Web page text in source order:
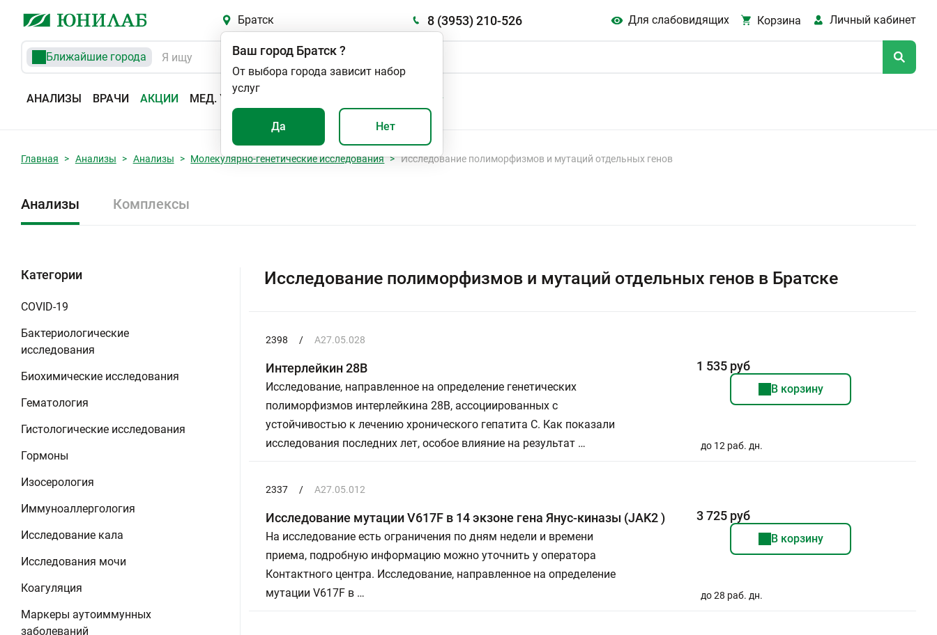
Братск 8 (3953) 210-526 Для слабовидящих Корзина Личный кабинет
Ближайшие города
АНАЛИЗЫ ВРАЧИ АКЦИИ МЕД. УСЛУГИ
Ваш город Братск?
От выбора города зависит набор
услуг
Да Нет
Главная Анализы Анализы Молекулярно-генетические исследования Исследование полиморфизмов и мутаций отдельных генов
Анализы Комплексы
Категории
COVID-19
Бактериологические
исследования
Биохимические исследования
Гематология
Гистологические исследования
Гормоны
Изосерология
Иммуноаллергология
Исследование кала
Исследования мочи
Коагуляция
Маркеры аутоиммунных
заболеваний
Исследование полиморфизмов и мутаций отдельных генов в Братске
2398 / A27.05.028
Интерлейкин 28В
Исследование, направленное на определение генетических
полиморфизмов интерлейкина 28В, ассоциированных с
устойчивостью к лечению хронического гепатита С. Как показали
исследования последних лет, особое влияние на результат …
1 535 руб
В корзину
до 12 раб. дн.
2337 / A27.05.012
Исследование мутации V617F в 14 экзоне гена Янус-киназы (JAK2 )
На исследование есть ограничения по дням недели и времени
приема, подробную информацию можно уточнить у оператора
Контактного центра. Исследование, направленное на определение
мутации V617F в …
3 725 руб
В корзину
до 28 раб. дн.